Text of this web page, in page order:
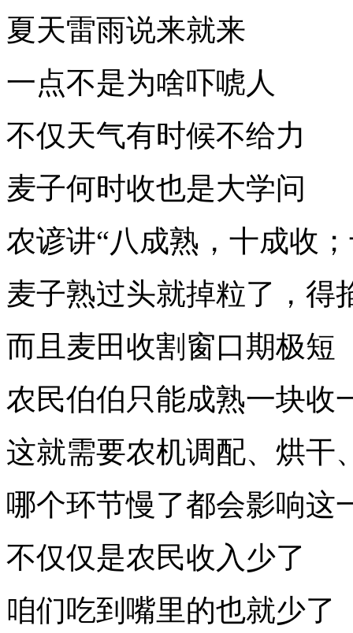
夏天雷雨说来就来
一点不是为啥吓唬人
不仅天气有时候不给力
麦子何时收也是大学问
农谚讲“八成熟，十成收
麦子熟过头就掉粒了，得
而且麦田收割窗口期极短
农民伯伯只能成熟一块收
这就需要农机调配、烘干
哪个环节慢了都会影响这
不仅仅是农民收入少了
咱们吃到嘴里的也就少了